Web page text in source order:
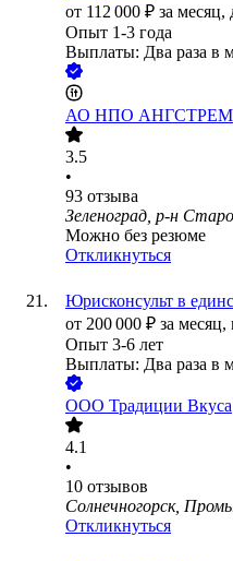
от 112 000 ₽ за месяц,
Опыт 1-3 года
Выплаты: Два раза в
АО НПО АНГСТРЕМ
3.5
•
93 отзыва
Зеленоград, р-н
Можно без резюме
Откликнуться
Юрисконсульт в
от 200 000 ₽ за месяц,
Опыт 3-6 лет
Выплаты: Два раза в
ООО Традиции Вкуса
4.1
•
10 отзывов
Солнечногорск,
Откликнуться